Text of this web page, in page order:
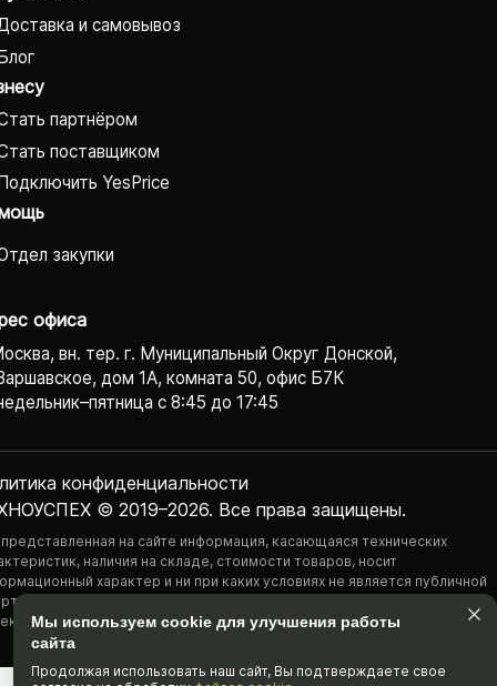
и самовывоз
партнёром
поставщиком
YesPrice
закупки
офиса
вн. тер. г. Муниципальный Округ Донской,
дом 1А, комната 50, офис Б7К
с 8:45 до 17:45
© 2019–2026. Все права защищены.
конфиденциаль­ности
на сайте информация, касающаяся технических
наличия на складе, стоимости товаров, носит
характер и ни при каких условиях не является публичной
определяемой положениями Статьи 437(2) Гражданского
РФ.
Мы используем cookie для улучшения работы
сайта
Продолжая использовать наш cайт, Вы подтвержда­ете свое